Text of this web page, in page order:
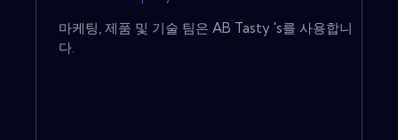
마케팅, 제품 및 기술 팀은 AB Tasty 's를 사용합니
다.